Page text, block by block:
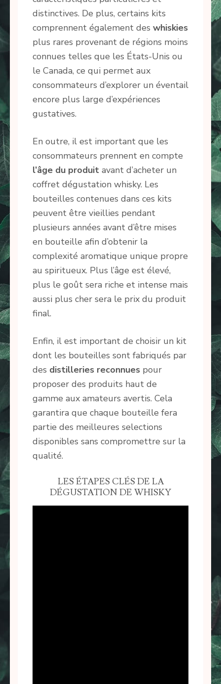
distinctives. De plus, certains kits
comprennent également des whiskies
plus rares provenant de régions moins
connues telles que les États-Unis ou
le Canada, ce qui permet aux
consommateurs d’explorer un éventail
encore plus large d’expériences
gustatives.
En outre, il est important que les
consommateurs prennent en compte
l’âge du produit avant d’acheter un
coffret dégustation whisky. Les
bouteilles contenues dans ces kits
peuvent être vieillies pendant
plusieurs années avant d’être mises
en bouteille afin d’obtenir la
complexité aromatique unique propre
au spiritueux. Plus l’âge est élevé,
plus le goût sera riche et intense mais
aussi plus cher sera le prix du produit
final.
Enfin, il est important de choisir un kit
dont les bouteilles sont fabriqués par
des distilleries reconnues pour
proposer des produits haut de
gamme aux amateurs avertis. Cela
garantira que chaque bouteille fera
partie des meilleures selections
disponibles sans compromettre sur la
qualité.
LES ÉTAPES CLÉS DE LA
DÉGUSTATION DE WHISKY